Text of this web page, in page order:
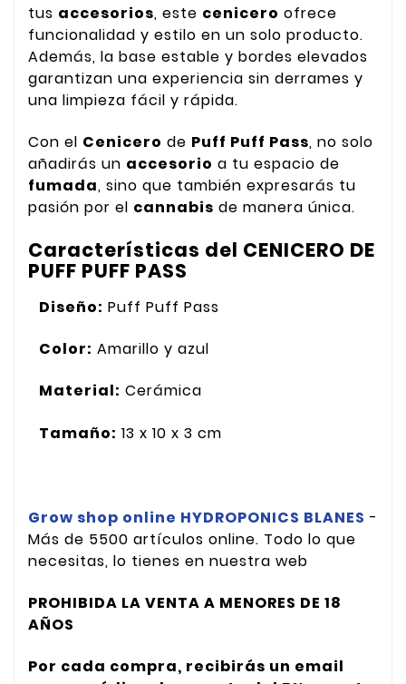
tus accesorios, este cenicero ofrece
funcionalidad y estilo en un solo producto.
Además, la base estable y bordes elevados
garantizan una experiencia sin derrames y
una limpieza fácil y rápida.
Con el Cenicero de Puff Puff Pass, no solo
añadirás un accesorio a tu espacio de
fumada, sino que también expresarás tu
pasión por el cannabis de manera única.
Características del CENICERO DE
PUFF PUFF PASS
Diseño: Puff Puff Pass
Color: Amarillo y azul
Material: Cerámica
Tamaño: 13 x 10 x 3 cm
Grow shop online HYDROPONICS BLANES -
Más de 5500 artículos online. Todo lo que
necesitas, lo tienes en nuestra web
PROHIBIDA LA VENTA A MENORES DE 18
AÑOS
Por cada compra, recibirás un email